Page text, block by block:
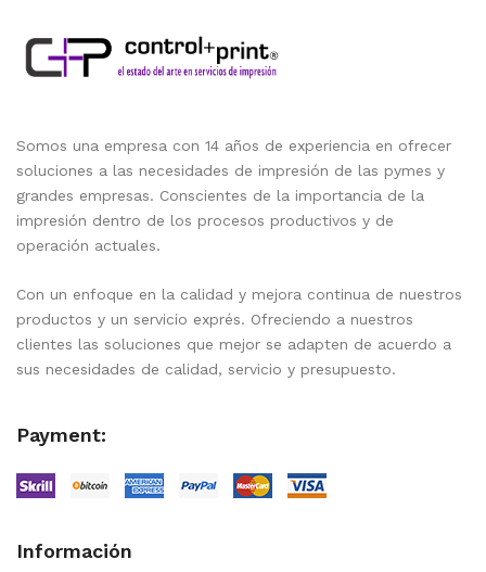
Somos una empresa con 14 años de experiencia en ofrecer
soluciones a las necesidades de impresión de las pymes y
grandes empresas. Conscientes de la importancia de la
impresión dentro de los procesos productivos y de
operación actuales.
Con un enfoque en la calidad y mejora continua de nuestros
productos y un servicio exprés. Ofreciendo a nuestros
clientes las soluciones que mejor se adapten de acuerdo a
sus necesidades de calidad, servicio y presupuesto.
Payment:
Información